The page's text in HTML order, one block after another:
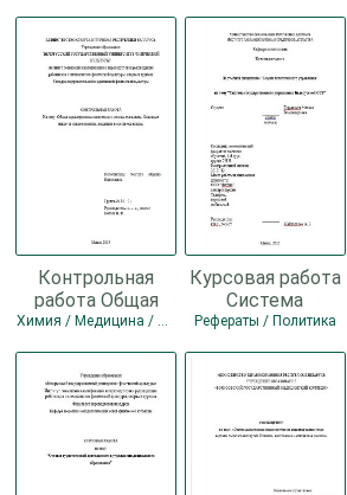
физической
культуре в
Контрольная
работа Общая
характеристика
состава
организма.
Основные
Химия / Медицина / Рефераты / Биология / Биохимия
Курсовая работа
Система
государственного
Белорусской ССР
- Горунович
Рефераты / Политика